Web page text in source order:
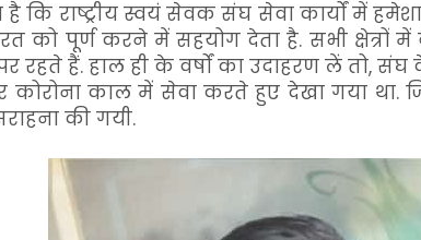
कि राष्ट्रीय स्वयं सेवक संघ सेवा कार्यों में
को पूर्ण करने में सहयोग देता है. सभी
रहते हैं. हाल ही के वर्षों का उदाहरण लें तो,
कोरोना काल में सेवा करते हुए देखा गया
की गयी.